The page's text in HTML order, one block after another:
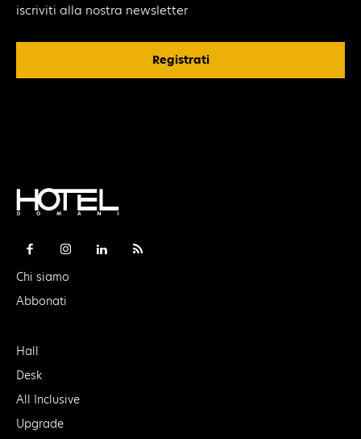
iscriviti alla nostra newsletter
Registrati
Chi siamo
Abbonati
Hall
Desk
All Inclusive
Upgrade